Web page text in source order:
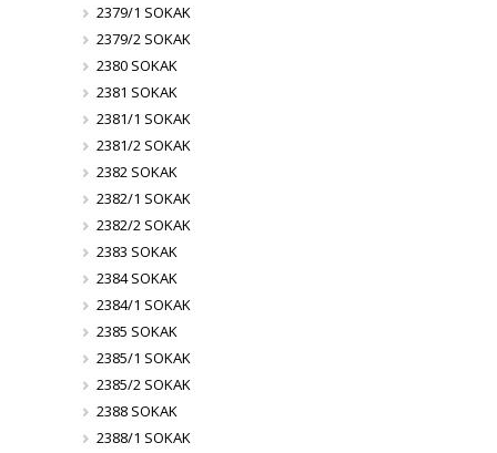
2379/1 SOKAK
2379/2 SOKAK
2380 SOKAK
2381 SOKAK
2381/1 SOKAK
2381/2 SOKAK
2382 SOKAK
2382/1 SOKAK
2382/2 SOKAK
2383 SOKAK
2384 SOKAK
2384/1 SOKAK
2385 SOKAK
2385/1 SOKAK
2385/2 SOKAK
2388 SOKAK
2388/1 SOKAK